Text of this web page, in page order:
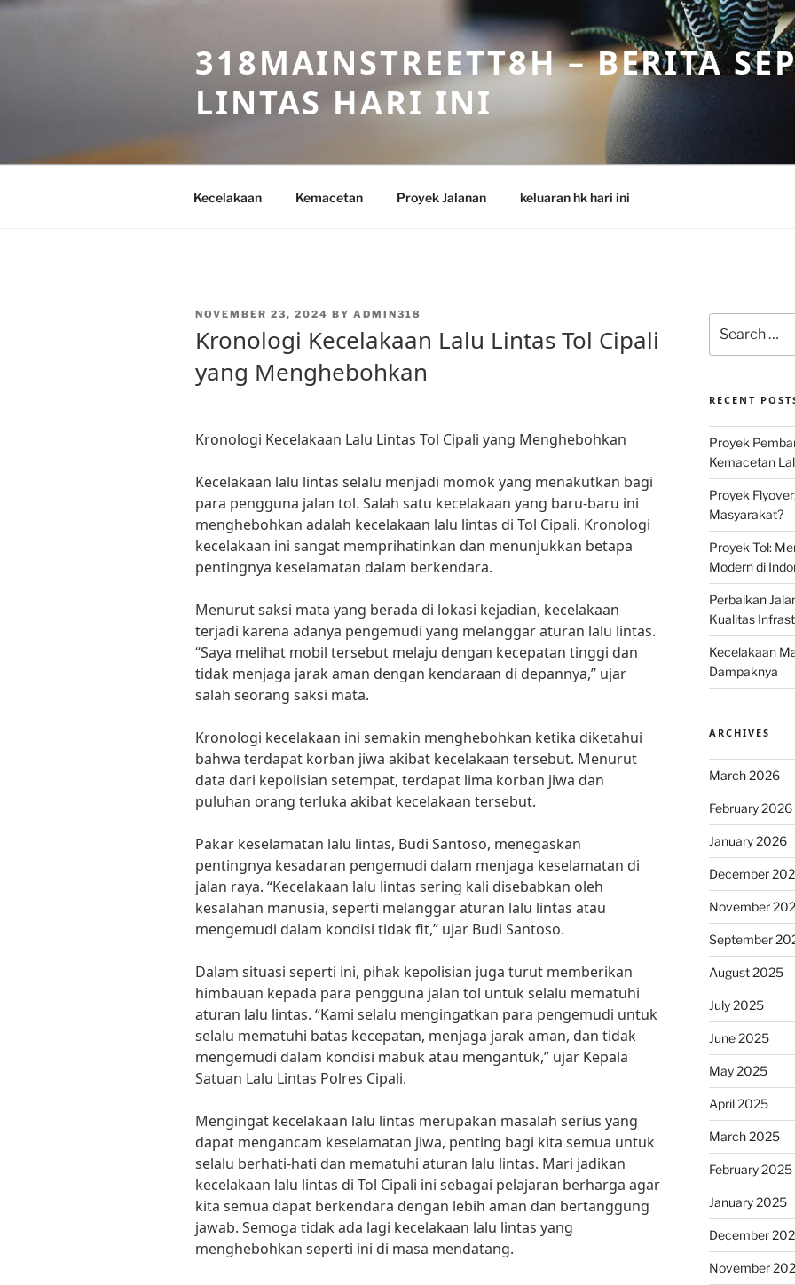
Skip
318MAINSTREETT8H – BERITA
LINTAS HARI INI
Kecelakaan Kemacetan Proyek Jalanan keluaran hk hari ini
POSTED
NOVEMBER 23, 2024 BY ADMIN318
Kronologi Kecelakaan Lalu Lintas Tol Cipali
yang Menghebohkan
Kronologi Kecelakaan Lalu Lintas Tol Cipali yang Menghebohkan
Kecelakaan lalu lintas selalu menjadi momok yang menakutkan bagi
para pengguna jalan tol. Salah satu kecelakaan yang baru-baru ini
menghebohkan adalah kecelakaan lalu lintas di Tol Cipali. Kronologi
kecelakaan ini sangat memprihatinkan dan menunjukkan betapa
pentingnya keselamatan dalam berkendara.
Menurut saksi mata yang berada di lokasi kejadian, kecelakaan
terjadi karena adanya pengemudi yang melanggar aturan lalu lintas.
“Saya melihat mobil tersebut melaju dengan kecepatan tinggi dan
tidak menjaga jarak aman dengan kendaraan di depannya,” ujar
salah seorang saksi mata.
Kronologi kecelakaan ini semakin menghebohkan ketika diketahui
bahwa terdapat korban jiwa akibat kecelakaan tersebut. Menurut
data dari kepolisian setempat, terdapat lima korban jiwa dan
puluhan orang terluka akibat kecelakaan tersebut.
Pakar keselamatan lalu lintas, Budi Santoso, menegaskan
pentingnya kesadaran pengemudi dalam menjaga keselamatan di
jalan raya. “Kecelakaan lalu lintas sering kali disebabkan oleh
kesalahan manusia, seperti melanggar aturan lalu lintas atau
mengemudi dalam kondisi tidak fit,” ujar Budi Santoso.
Dalam situasi seperti ini, pihak kepolisian juga turut memberikan
himbauan kepada para pengguna jalan tol untuk selalu mematuhi
aturan lalu lintas. “Kami selalu mengingatkan para pengemudi untuk
selalu mematuhi batas kecepatan, menjaga jarak aman, dan tidak
mengemudi dalam kondisi mabuk atau mengantuk,” ujar Kepala
Satuan Lalu Lintas Polres Cipali.
Mengingat kecelakaan lalu lintas merupakan masalah serius yang
dapat mengancam keselamatan jiwa, penting bagi kita semua untuk
selalu berhati-hati dan mematuhi aturan lalu lintas. Mari jadikan
kecelakaan lalu lintas di Tol Cipali ini sebagai pelajaran berharga agar
kita semua dapat berkendara dengan lebih aman dan bertanggung
jawab. Semoga tidak ada lagi kecelakaan lalu lintas yang
menghebohkan seperti ini di masa mendatang.
for:
RECENT
Proyek
Kemacetan
Proyek
Masyarakat?
Proyek Tol:
Modern di
Perbaikan
Kualitas
Kecelakaan
Dampaknya
ARCHIVES
March 2026
February 2026
January 2026
December
November
September
August 2025
July 2025
June 2025
May 2025
April 2025
March 2025
February 2025
January 2025
December
November